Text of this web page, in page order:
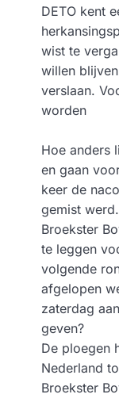
DETO kent
wist te
willen
verslaan.
worden
Hoe anders
en gaan
keer de
gemist
Broekster
te leggen
volgende
afgelopen
zaterdag
geven?
De ploegen
Nederland
Broekster